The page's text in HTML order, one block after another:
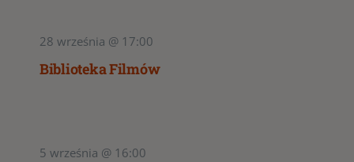
28 września @ 17:00
Biblioteka Filmów
5 września @ 16:00